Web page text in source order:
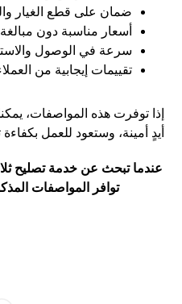
ضمان على قطع الغيار
أسعار مناسبة دون مبالغة
سرعة في الوصول
تقييمات إيجابية من
إذا توفرت هذه المواصفات،
أيدٍ أمينة، وستعود للعمل بكفاءة
عندما تبحث عن خدمة تصليح
توافر المواصفات